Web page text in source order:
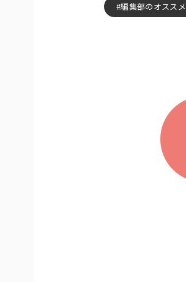
編集部のオススメ